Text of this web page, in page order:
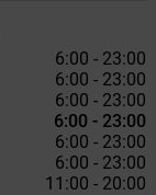
6:00 - 23:00
6:00 - 23:00
6:00 - 23:00
6:00 - 23:00
6:00 - 23:00
6:00 - 23:00
11:00 - 20:00